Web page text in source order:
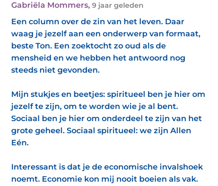
Gabriëla Mommers, 9 jaar geleden
Een column over de zin van het leven. Daar
waag je jezelf aan een onderwerp van formaat,
beste Ton. Een zoektocht zo oud als de
mensheid en we hebben het antwoord nog
steeds niet gevonden.
Mijn stukjes en beetjes: spiritueel ben je hier om
jezelf te zijn, om te worden wie je al bent.
Sociaal ben je hier om onderdeel te zijn van het
grote geheel. Sociaal spiritueel: we zijn Allen
Eén.
Interessant is dat je de economische invalshoek
noemt. Economie kon mij nooit boeien als vak.